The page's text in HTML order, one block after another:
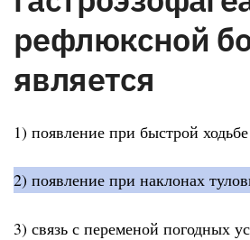
рефлюксной
является
1) появление при быстрой ходьбе
2) появление при наклонах
3) связь с переменой погодных